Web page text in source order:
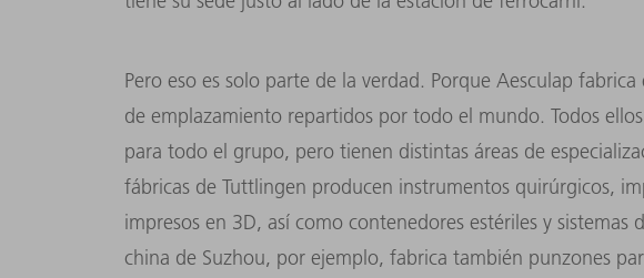
Pero eso es solo parte de la verdad. Porque Aesculap
de emplazamiento repartidos por todo el mundo. Todos
para todo el grupo, pero tienen distintas áreas de
fábricas de Tuttlingen producen instrumentos quirúrgicos,
impresos en 3D, así como contenedores estériles y sistemas
china de Suzhou, por ejemplo, fabrica también punzones